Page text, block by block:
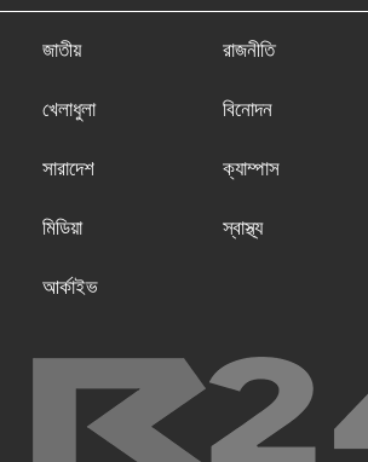
জাতীয় রাজনীতি
খেলাধুলা বিনোদন
সারাদেশ ক্যাম্পাস
মিডিয়া স্বাস্থ্য
আর্কাইভ